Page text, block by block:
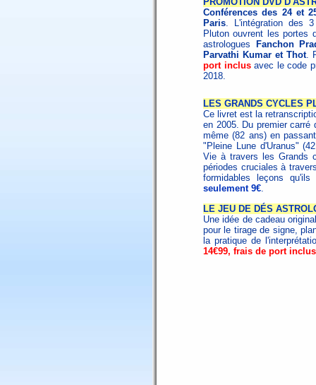
Conférences des 24 et
Paris. L'intégration des
Pluton ouvrent les portes
astrologues
Fanchon
Parvathi Kumar et Thot.
port inclusavec le code
2018.
LES GRANDS CYCLES
Ce livret est la
en 2005. Du premier carré
même (82 ans) en
"Pleine Lune d'Uranus"
Vie à travers les Grands
périodes cruciales à
formidables leçons
seulement 9€.
LE JEU DE DÉS
Une idée de cadeau
pour le tirage de signe,
la pratique de
14€99, frais de port inclus